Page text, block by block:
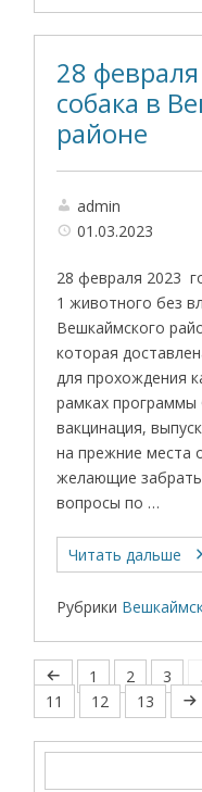
28
собака в
районе
admin
01.03.2023
28 февраля 2023
1 животного без
Вешкаймского
которая
для прохождения
рамках
вакцинация,
на прежние места
желающие
вопросы по …
Читать дальше
Рубрики
1 2 3
11
12 13